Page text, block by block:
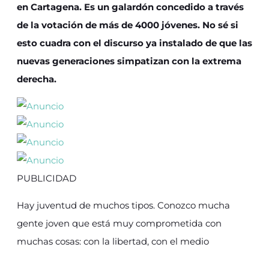
en Cartagena. Es un galardón concedido a través
de la votación de más de 4000 jóvenes. No sé si
esto cuadra con el discurso ya instalado de que las
nuevas generaciones simpatizan con la extrema
derecha.
PUBLICIDAD
Hay juventud de muchos tipos. Conozco mucha
gente joven que está muy comprometida con
muchas cosas: con la libertad, con el medio